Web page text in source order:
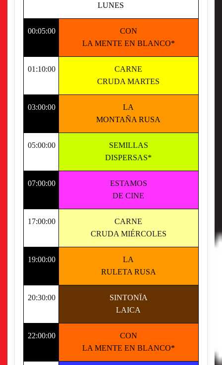
LUNES
00:05:00
CON
LA MENTE EN BLANCO*
01:10:00
CARNE
CRUDA MARTES
03:00:00
LA
MONTAÑA RUSA
05:00:00
SEMILLAS
DISPERSAS*
07:00:00
ESTAMOS
DE CINE
17:00:00
CARNE
CRUDA MIÉRCOLES
19:00:00
LA
RULETA RUSA
20:30:00
SINTONÏA
LAICA
22:00:00
CON
LA MENTE EN BLANCO*